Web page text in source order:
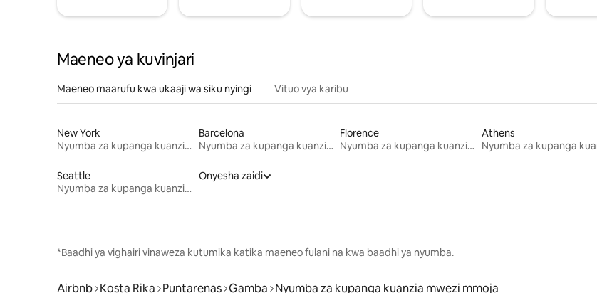
Maeneo ya kuvinjari
Maeneo maarufu kwa ukaaji wa siku nyingi Vituo vya karibu
New York
Nyumba za kupanga kuanzia mwezi mmoja
Barcelona
Nyumba za kupanga kuanzia mwezi mmoja
Florence
Nyumba za kupanga kuanzia mwezi mmoja
Athens
Seattle
Nyumba za kupanga kuanzia mwezi mmoja
Onyesha zaidi
*Baadhi ya vighairi vinaweza kutumika katika maeneo fulani na kwa baadhi ya nyumba.
Airbnb Kosta Rika Puntarenas Gamba Nyumba za kupanga kuanzia mwezi mmoja